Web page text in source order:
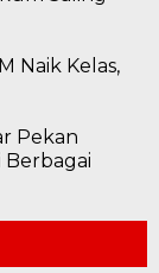
Naik Kelas,
Pekan
Berbagai